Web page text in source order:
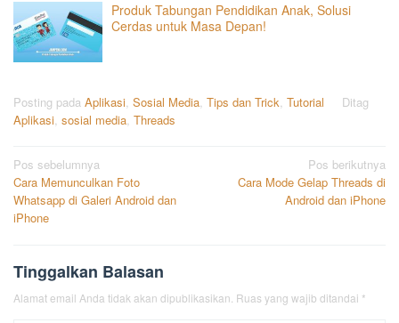
Produk Tabungan Pendidikan Anak, Solusi
Cerdas untuk Masa Depan!
Posting pada Aplikasi Sosial Media Tips dan Trick Tutorial
Ditag
Aplikasi sosial media Threads
Navigasi
pos
Pos sebelumnya
Cara Memunculkan Foto
Whatsapp di Galeri Android dan
iPhone
Pos berikutnya
Cara Mode Gelap Threads di
Android dan iPhone
Tinggalkan Balasan
Alamat email Anda tidak akan dipublikasikan. Ruas yang wajib ditandai *